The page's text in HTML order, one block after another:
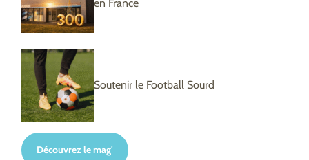
en France
Soutenir le Football Sourd
Découvrez le mag'